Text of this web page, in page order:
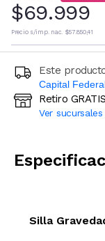
$69.999
Precio s/imp. nac. $57.850,41
Este
Capital
Ingresá código
Retiro
Ver sucursales
Silla